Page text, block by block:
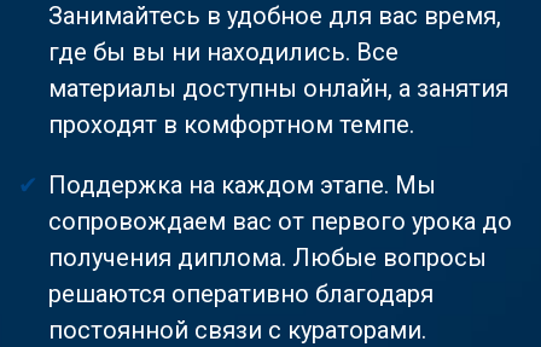
Занимайтесь в удобное для вас время,
где бы вы ни находились. Все
материалы доступны онлайн, а занятия
проходят в комфортном темпе.
Поддержка на каждом этапе. Мы
сопровождаем вас от первого урока до
получения диплома. Любые вопросы
решаются оперативно благодаря
постоянной связи с кураторами.